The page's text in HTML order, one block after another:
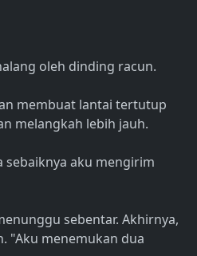
oleh dinding racun.
membuat lantai tertutup
melangkah lebih jauh.
sebaiknya aku mengirim
sebentar. Akhirnya,
"Aku menemukan dua